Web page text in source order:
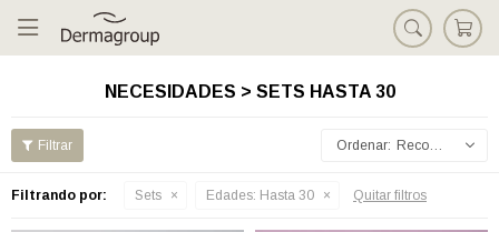

NECESIDADES > SETS HASTA 30
Recomendados
Filtrando por: Sets Edades: Hasta 30 Quitar filtros